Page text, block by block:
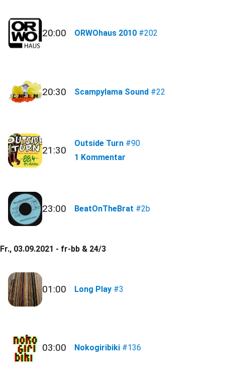
20:00 ORWOhaus 2010 #202
20:30 Scampylama Sound #22
21:30
Outside Turn #90
1 Kommentar
23:00 BeatOnTheBrat #2b
Fr., 03.09.2021 - fr-bb & 24/3
01:00 Long Play #3
03:00 Nokogiribiki #136